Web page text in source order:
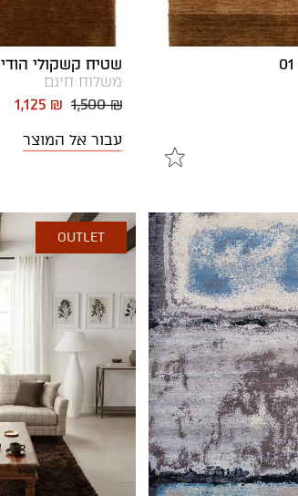
שטיח קשקולי הודי 03
משלוח חינם
1,500 ₪
1,125 ₪
עבור אל המוצר
OUTLET